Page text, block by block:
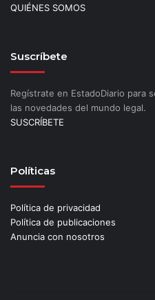
QUIÉNES SOMOS
Suscríbete
Regístrate en EstadoDiario para
las novedades del mundo legal.
SUSCRÍBETE
Políticas
Política de privacidad
Política de publicaciones
Anuncia con nosotros